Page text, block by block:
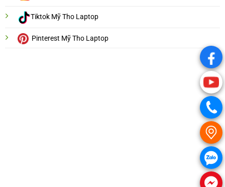
Tiktok Mỹ Tho Laptop
Pinterest Mỹ Tho Laptop
.
.
.
.
.
.